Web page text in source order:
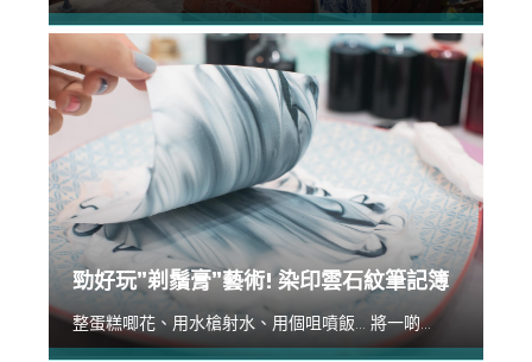
勁好玩”剃鬚膏”藝術! 染印雲石紋筆記簿
整蛋糕唧花、用水槍射水、用個咀噴飯... 將一啲...